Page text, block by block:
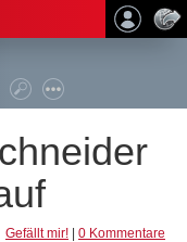
Gefällt mir! 0 Kommentare